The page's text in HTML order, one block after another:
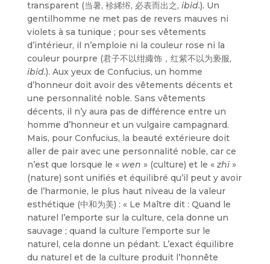
transparent (当暑, 袗絺绤, 必表而出之, ibid.). Un
gentilhomme ne met pas de revers mauves ni
violets à sa tunique ; pour ses vêtements
d’intérieur, il n’emploie ni la couleur rose ni la
couleur pourpre (君子不以绀緅饰，红紫不以为亵服,
ibid.). Aux yeux de Confucius, un homme
d’honneur doit avoir des vêtements décents et
une personnalité noble. Sans vêtements
décents, il n’y aura pas de différence entre un
homme d’honneur et un vulgaire campagnard.
Mais, pour Confucius, la beauté extérieure doit
aller de pair avec une personnalité noble, car ce
n’est que lorsque le « wen » (culture) et le « zhi»
(nature) sont unifiés et équilibré qu’il peut y avoir
de l’harmonie, le plus haut niveau de la valeur
esthétique (中和为美) : « Le Maître dit : Quand le
naturel l’emporte sur la culture, cela donne un
sauvage ; quand la culture l’emporte sur le
naturel, cela donne un pédant. L’exact équilibre
du naturel et de la culture produit l’honnête